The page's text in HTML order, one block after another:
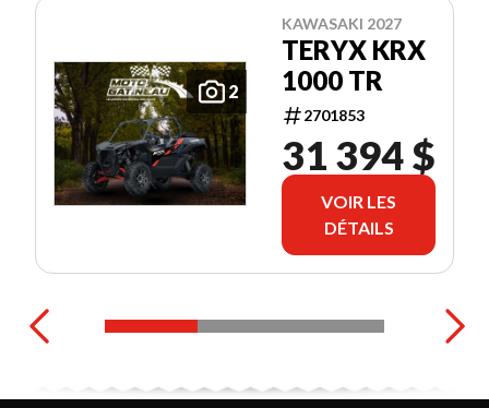
2
KAWASAKI 2027
TERYX KRX
1000 TR
2701853
31 394 $
VOIR LES
DÉTAILS